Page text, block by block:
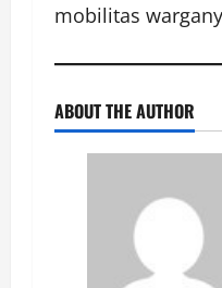
mobilitas
ABOUT THE AUTHOR